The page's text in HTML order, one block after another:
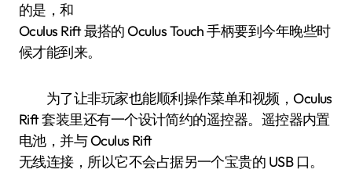
的是，和
Oculus Rift 最搭的 Oculus Touch 手柄要到今年晚些时
候才能到来。
为了让非玩家也能顺利操作菜单和视频，Oculus
Rift 套装里还有一个设计简约的遥控器。遥控器内置
电池，并与 Oculus Rift
无线连接，所以它不会占据另一个宝贵的 USB 口。